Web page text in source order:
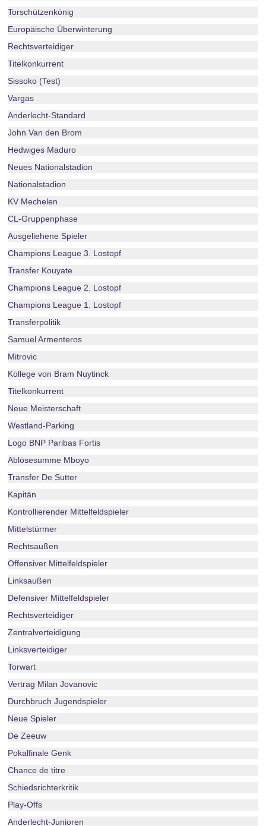
Torschützenkönig
Europäische Überwinterung
Rechtsverteidiger
Titelkonkurrent
Sissoko (Test)
Vargas
Anderlecht-Standard
John Van den Brom
Hedwiges Maduro
Neues Nationalstadion
Nationalstadion
KV Mechelen
CL-Gruppenphase
Ausgeliehene Spieler
Champions League 3. Lostopf
Transfer Kouyate
Champions League 2. Lostopf
Champions League 1. Lostopf
Transferpolitik
Samuel Armenteros
Mitrovic
Kollege von Bram Nuytinck
Titelkonkurrent
Neue Meisterschaft
Westland-Parking
Logo BNP Paribas Fortis
Ablösesumme Mboyo
Transfer De Sutter
Kapitän
Kontrollierender Mittelfeldspieler
Mittelstürmer
Rechtsaußen
Offensiver Mittelfeldspieler
Linksaußen
Defensiver Mittelfeldspieler
Rechtsverteidiger
Zentralverteidigung
Linksverteidiger
Torwart
Vertrag Milan Jovanovic
Durchbruch Jugendspieler
Neue Spieler
De Zeeuw
Pokalfinale Genk
Chance de titre
Schiedsrichterkritik
Play-Offs
Anderlecht-Junioren